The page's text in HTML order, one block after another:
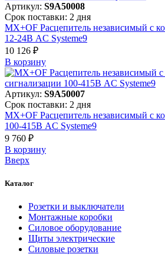
Артикул: S9A50008
Срок поставки: 2 дня
MX+OF Расцепитель независимый с
12-24В AC Systeme9
10 126 ₽
В корзинy
Артикул: S9A50007
Срок поставки: 2 дня
MX+OF Расцепитель независимый с
100-415В AC Systeme9
9 760 ₽
В корзинy
Вверх
Каталог
Розетки и выключатели
Монтажные коробки
Силовое оборудование
Щиты электрические
Силовые розетки